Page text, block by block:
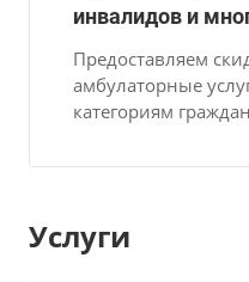
инвалидов и
Предоставляем
амбулаторные
категориям граждан
Услуги